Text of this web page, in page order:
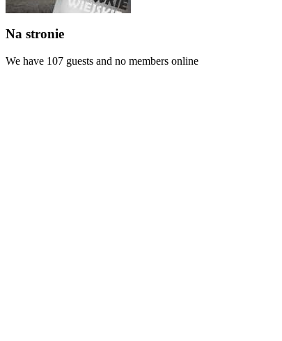
Na stronie
We have 107 guests and no members online